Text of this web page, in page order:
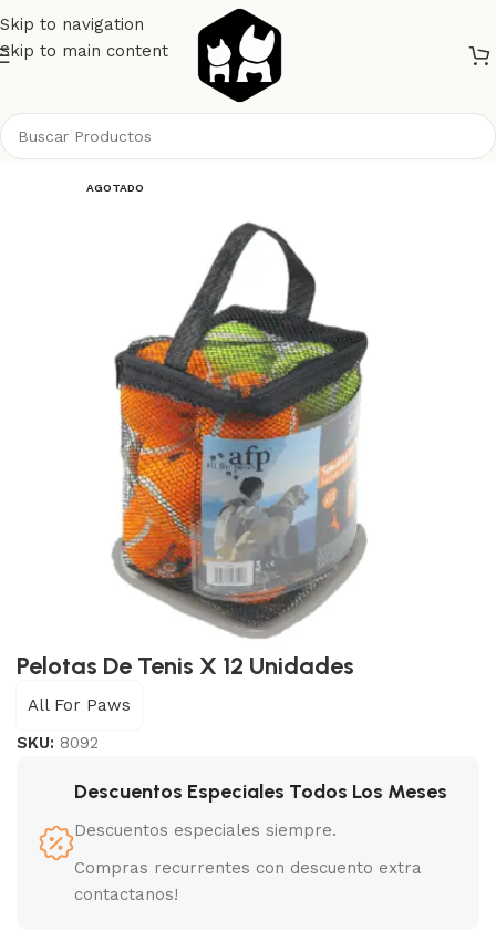
Skip to navigation
Skip to main content
AGOTADO
Pelotas De Tenis X 12 Unidades
All For Paws
SKU: 8092
Descuentos Especiales Todos Los Meses
Descuentos especiales siempre.
Compras recurrentes con descuento extra
contactanos!